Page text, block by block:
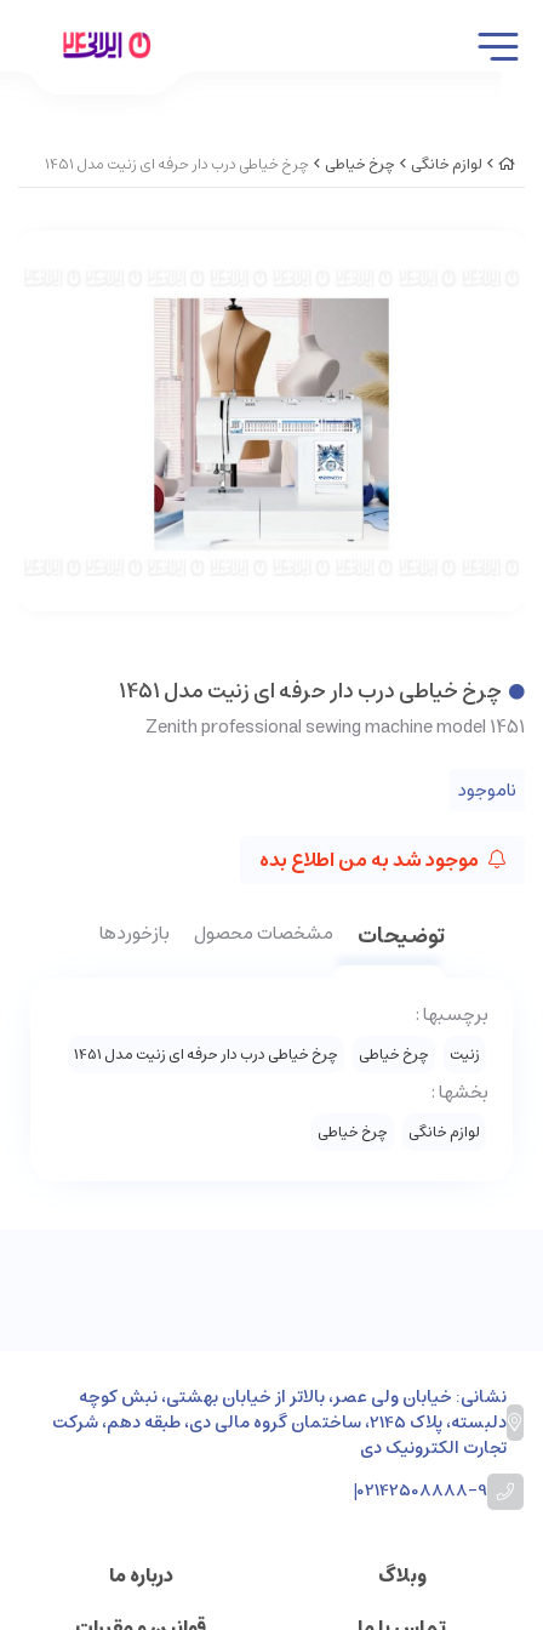
لوازم خانگی چرخ خیاطی چرخ خیاطی درب دار حرفه ای زنیت مدل 1451
چرخ خیاطی درب دار حرفه ای زنیت مدل 1451
Zenith professional sewing machine model 1451
ناموجود
موجود شد به من اطلاع بده
توضیحات مشخصات محصول بازخوردها
برچسبها :
زنیت چرخ خیاطی چرخ خیاطی درب دار حرفه ای زنیت مدل 1451
بخشها :
لوازم خانگی چرخ خیاطی
نشانی: خیابان ولی عصر، بالاتر از خیابان بهشتی، نبش کوچه
دلبسته، پلاک 2145، ساختمان گروه مالی دی، طبقه دهم، شرکت
تجارت الکترونیک دی
02142508888-9
|
وبلاگ
درباره ما